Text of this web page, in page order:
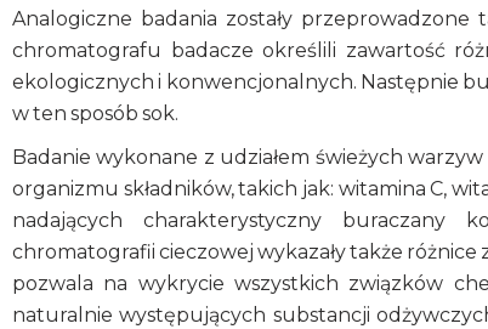
Analogiczne badania zostały
chromatografu badacze określili zawartość
ekologicznych i konwencjonalnych. Następnie
w ten sposób sok.
Badanie wykonane z udziałem świeżych
organizmu składników, takich jak: witamina C,
nadających charakterystyczny buraczany
chromatografii cieczowej wykazały także
pozwala na wykrycie wszystkich związków
naturalnie występujących substancji